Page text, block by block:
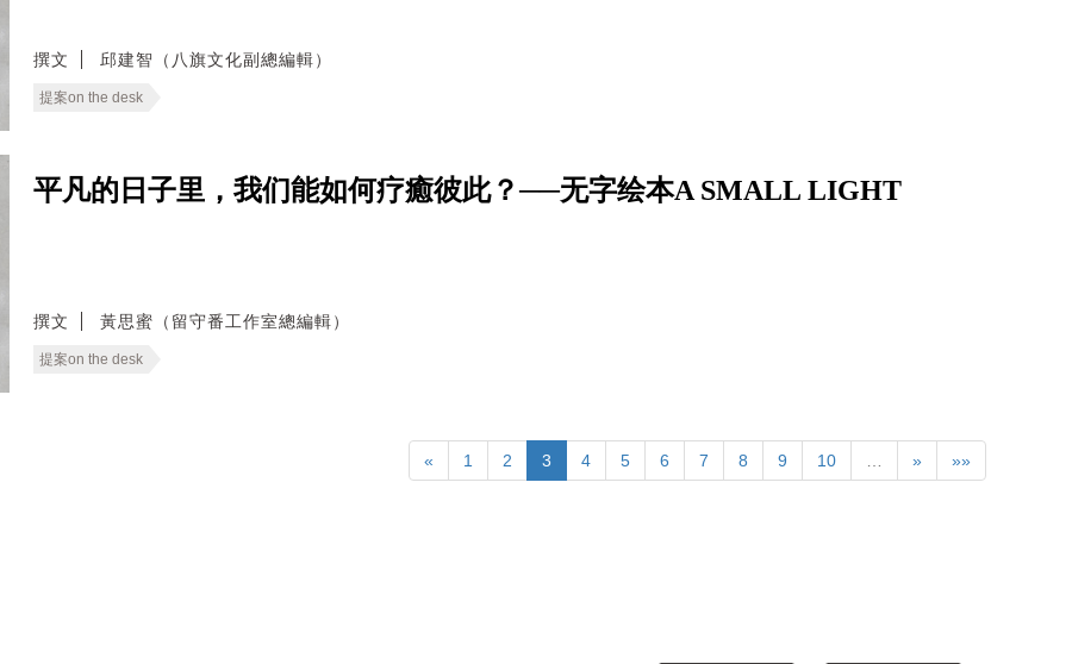
撰文 邱建智（八旗文化副總編輯）
提案on the desk
平凡的日子里，我们能如何疗癒彼此？──无字绘本A SMALL LIGHT
撰文 黃思蜜（留守番工作室總編輯）
提案on the desk
« 1 2 3 4 5 6 7 8 9 10 … » »»